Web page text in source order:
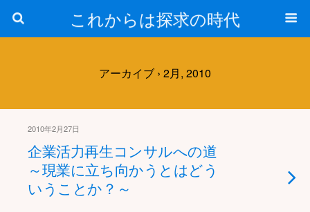
これからは探求の時代
アーカイブ › 2月, 2010
2010年2月27日
企業活力再生コンサルへの道
～現業に立ち向かうとはどう
いうことか？～